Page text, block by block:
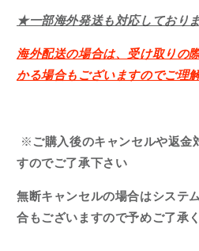
★一部海外発送も対応しており
海外配送の場合は、受け取りの
かる場合もございますのでご理
※ご購入後のキャンセルや返
すのでご了承下さい
無断キャンセルの場合はシステ
合もございますので予めご了承